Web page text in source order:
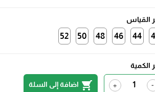
القياس
44
46
48
50
52
الكمية
-
+
shopping_cart اضافة إلى السلة